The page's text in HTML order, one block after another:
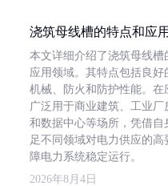
浇筑母线槽的特点和应
本文详细介绍了浇筑母线槽
应用领域。其特点包括良好
机械、防火和防护性能。在
广泛用于商业建筑、工业厂
和数据中心等场所，凭借自
足不同领域对电力供应的高
障电力系统稳定运行。
2026年8月4日